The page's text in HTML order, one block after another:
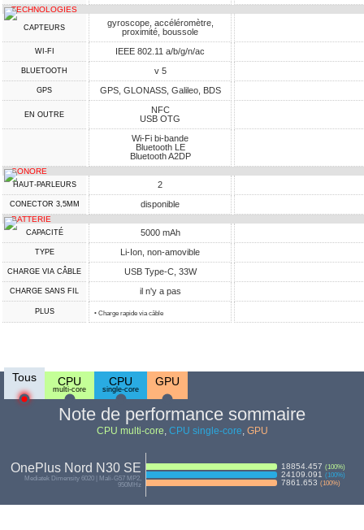
TECHNOLOGIES
CAPTEURS
gyroscope, accéléromètre,
proximité, boussole
WI-FI IEEE 802.11 a/b/g/n/ac
BLUETOOTH v 5
GPS GPS, GLONASS, Galileo, BDS
EN OUTRE
NFC
USB OTG
Wi-Fi bi-bande
Bluetooth LE
Bluetooth A2DP
SONORE
HAUT-PARLEURS 2
CONECTOR 3,5MM disponible
BATTERIE
CAPACITÉ 5000 mAh
TYPE Li-Ion, non-amovible
CHARGE VIA CÂBLE USB Type-C, 33W
CHARGE SANS FIL il n'y a pas
PLUS • Charge rapide via câble
Tous CPU
multi-core
CPU
single-core
GPU
Note de performance sommaire
CPU multi-core, CPU single-core, GPU
OnePlus Nord N30 SE
Mediatek Dimensity 6020 | Mali-G57 MP2,
950MHz
18854.457 (100%)
24109.091 (100%)
7861.653 (100%)